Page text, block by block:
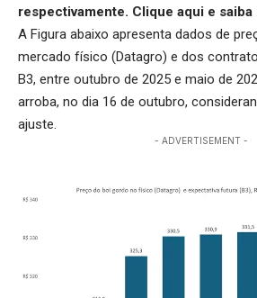
respectivamente. Clique aqui e saiba
A Figura abaixo apresenta dados de
mercado físico (Datagro) e dos
B3, entre outubro de 2025 e maio de
arroba, no dia 16 de outubro,
ajuste.
- ADVERTISEMENT -